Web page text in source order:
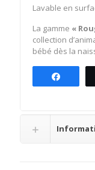
Lavable en
La gamme «
collection
bébé dès la